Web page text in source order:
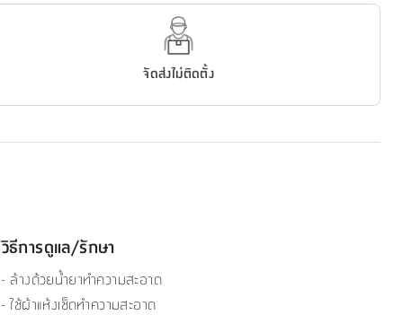
จัดส่งไม่ติดตั้ง
วิธีการดูแล/รักษา
- ล้างด้วยน้ำยาทำความสะอาด
- ใช้ผ้าแห้งเช็ดทำความสะอาด